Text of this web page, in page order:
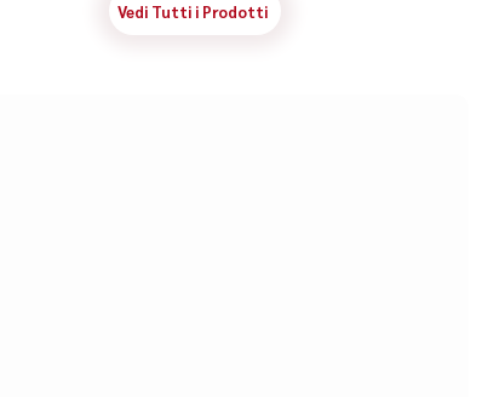
Vedi Tutti i Prodotti